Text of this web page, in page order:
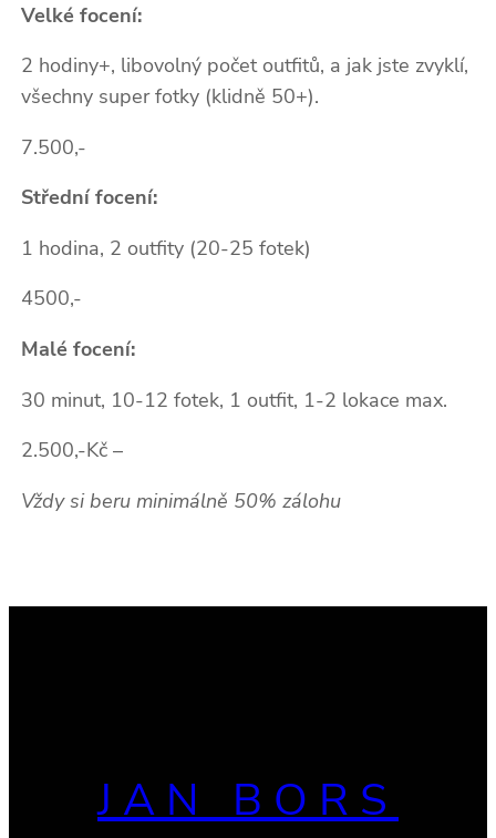
Velké focení:
2 hodiny+, libovolný počet outfitů, a jak jste zvyklí,
všechny super fotky (klidně 50+).
7.500,-
Střední focení:
1 hodina, 2 outfity (20-25 fotek)
4500,-
Malé focení:
30 minut, 10-12 fotek, 1 outfit, 1-2 lokace max.
2.500,-Kč –
Vždy si beru minimálně 50% zálohu
JAN BORS